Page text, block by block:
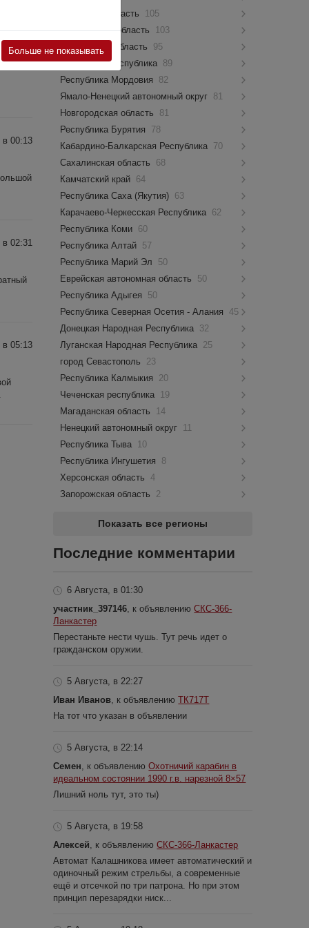
в 07:53
00:13
02:31
05:13
Больше не показывать
Псковская область
105
Костромская область
103
Мурманская область
95
Чувашская Республика 89
Республика Мордовия
82
Ямало-Ненецкий автономный округ 81
Новгородская область
81
Республика Бурятия
78
Кабардино-Балкарская Республика 70
Сахалинская область
68
Камчатский край 64
Республика Саха (Якутия) 63
Карачаево-Черкесская Республика 62
Республика Коми 60
Республика Алтай 57
Республика Марий Эл
50
Еврейская автономная область
50
Республика Адыгея
50
Республика Северная Осетия - Алания
45
Донецкая Народная Республика 32
Луганская Народная Республика 25
город Севастополь
23
Республика Калмыкия
20
Чеченская республика 19
Магаданская область
14
Ненецкий автономный округ 11
Республика Тыва 10
Республика Ингушетия
8
Херсонская область
4
Запорожская область
2
Показать все регионы
Последние комментарии
6 Августа, в 01:30
участник_397146 , к объявлениюСКС-366-
Ланкастер
Перестаньте нести чушь. Тут речь идет о
гражданском оружии.
5 Августа, в 22:27
Иван Иванов , к объявлениюТК717Т
На тот что указан в объявлении
5 Августа, в 22:14
Семен , к объявлениюОхотничий карабин в
идеальном состоянии 1990 г.в. нарезной 8×57
Лишний ноль тут, это ты)
5 Августа, в 19:58
Алексей , к объявлениюСКС-366-Ланкастер
Автомат Калашникова имеет автоматический и
одиночный режим стрельбы, а современные
ещё и отсечкой по три патрона. Но при этом
принцип перезарядки ниск...